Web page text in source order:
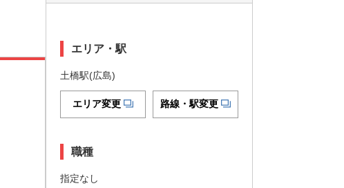
エリア・駅
土橋駅(広島)
エリア変更 路線・駅変更
職種
指定なし